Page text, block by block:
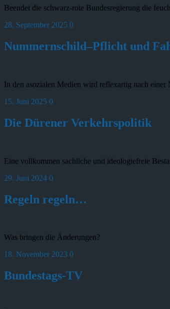
Beendet die schwarz-rote Bundesregierung die
28. September 2025 0
Nummernschild–Pflicht und
In den asozialen Medien wird reflexartig nach einer
15. Juni 2025 0
Die Dürener Verkehrspolitik
Eine vollkommen sachliche und ideologiefreie
29. Juni 2024 0
Regeln regeln…
Was bringen die Änderungen?
18. November 2023 0
Bundestags-TV